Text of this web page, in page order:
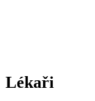
Lékaři